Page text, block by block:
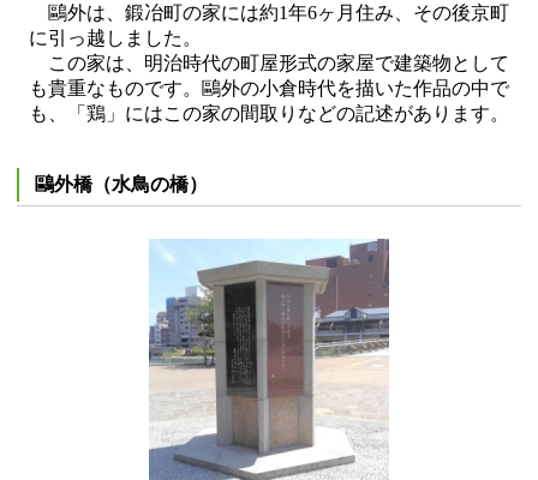
鷗外は、鍛冶町の家には約1年6ヶ月住み、その後京町
に引っ越しました。
この家は、明治時代の町屋形式の家屋で建築物として
も貴重なものです。鷗外の小倉時代を描いた作品の中で
も、「鶏」にはこの家の間取りなどの記述があります。
鷗外橋（水鳥の橋）